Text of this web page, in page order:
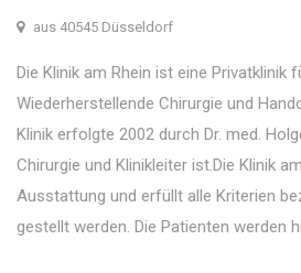
aus 40545 Düsseldorf
Die Klinik am Rhein ist eine
Wiederherstellende Chirurgie und
Klinik erfolgte 2002 durch Dr. med.
Chirurgie und Klinikleiter ist.Die Klinik
Ausstattung und erfüllt alle Kriterien
gestellt werden. Die Patienten werden